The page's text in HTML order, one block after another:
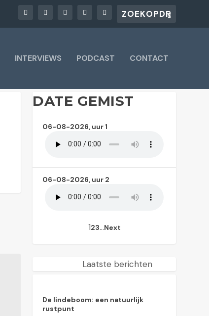
INTERVIEWS PODCAST CONTACT
DATE GEMIST
06-08-2026, uur 1
06-08-2026, uur 2
123…Next
Laatste berichten
De lindeboom: een natuurlijk
rustpunt